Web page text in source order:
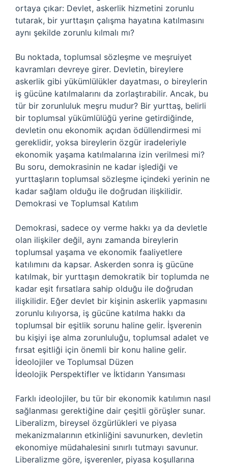
ortaya çıkar: Devlet, askerlik hizmetini zorunlu
tutarak, bir yurttaşın çalışma hayatına katılmasını
aynı şekilde zorunlu kılmalı mı?
Bu noktada, toplumsal sözleşme ve meşruiyet
kavramları devreye girer. Devletin, bireylere
askerlik gibi yükümlülükler dayatması, o bireylerin
iş gücüne katılmalarını da zorlaştırabilir. Ancak, bu
tür bir zorunluluk meşru mudur? Bir yurttaş, belirli
bir toplumsal yükümlülüğü yerine getirdiğinde,
devletin onu ekonomik açıdan ödüllendirmesi mi
gereklidir, yoksa bireylerin özgür iradeleriyle
ekonomik yaşama katılmalarına izin verilmesi mi?
Bu soru, demokrasinin ne kadar işlediği ve
yurttaşların toplumsal sözleşme içindeki yerinin ne
kadar sağlam olduğu ile doğrudan ilişkilidir.
Demokrasi ve Toplumsal Katılım
Demokrasi, sadece oy verme hakkı ya da devletle
olan ilişkiler değil, aynı zamanda bireylerin
toplumsal yaşama ve ekonomik faaliyetlere
katılımını da kapsar. Askerden sonra iş gücüne
katılmak, bir yurttaşın demokratik bir toplumda ne
kadar eşit fırsatlara sahip olduğu ile doğrudan
ilişkilidir. Eğer devlet bir kişinin askerlik yapmasını
zorunlu kılıyorsa, iş gücüne katılma hakkı da
toplumsal bir eşitlik sorunu haline gelir. İşverenin
bu kişiyi işe alma zorunluluğu, toplumsal adalet ve
fırsat eşitliği için önemli bir konu haline gelir.
İdeolojiler ve Toplumsal Düzen
İdeolojik Perspektifler ve İktidarın Yansıması
Farklı ideolojiler, bu tür bir ekonomik katılımın nasıl
sağlanması gerektiğine dair çeşitli görüşler sunar.
Liberalizm, bireysel özgürlükleri ve piyasa
mekanizmalarının etkinliğini savunurken, devletin
ekonomiye müdahalesini sınırlı tutmayı savunur.
Liberalizme göre, işverenler, piyasa koşullarına